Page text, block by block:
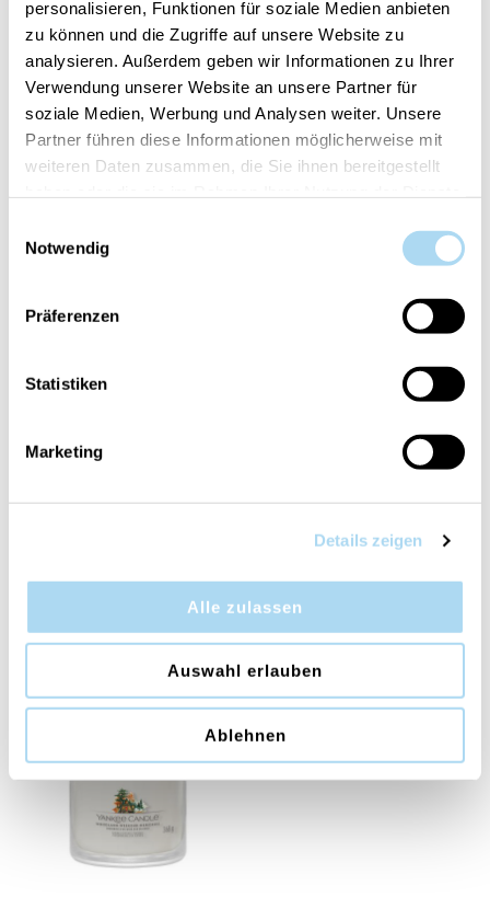
personalisieren, Funktionen für soziale Medien anbieten
zu können und die Zugriffe auf unsere Website zu
analysieren. Außerdem geben wir Informationen zu Ihrer
Verwendung unserer Website an unsere Partner für
soziale Medien, Werbung und Analysen weiter. Unsere
Partner führen diese Informationen möglicherweise mit
weiteren Daten zusammen, die Sie ihnen bereitgestellt
Notwendig
Präferenzen
Statistiken
Marketing
Details zeigen
Alle zulassen
Auswahl erlauben
Ablehnen
50%
Afternoon Scrapbooking
Signature Medium Jar
50%